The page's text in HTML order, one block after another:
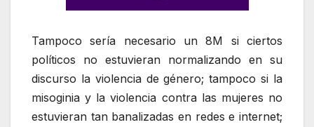
Tampoco sería necesario un 8M si ciertos
políticos no estuvieran normalizando en su
discurso la violencia de género; tampoco si la
misoginia y la violencia contra las mujeres no
estuvieran tan banalizadas en redes e internet;